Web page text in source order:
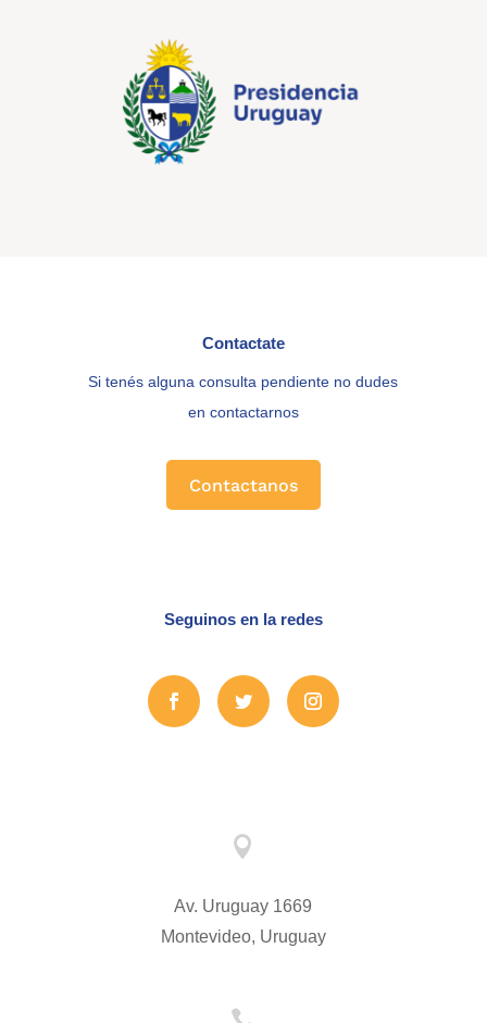
Contactate
Si tenés alguna consulta pendiente no dudes
en contactarnos
Contactanos
Seguinos en la redes

Av. Uruguay 1669
Montevideo, Uruguay